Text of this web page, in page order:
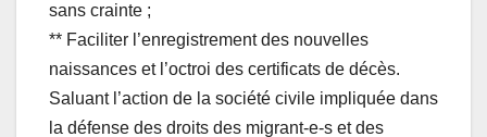
sans crainte ;
** Faciliter l’enregistrement des nouvelles
naissances et l’octroi des certificats de décès.
Saluant l’action de la société civile impliquée dans
la défense des droits des migrant-e-s et des